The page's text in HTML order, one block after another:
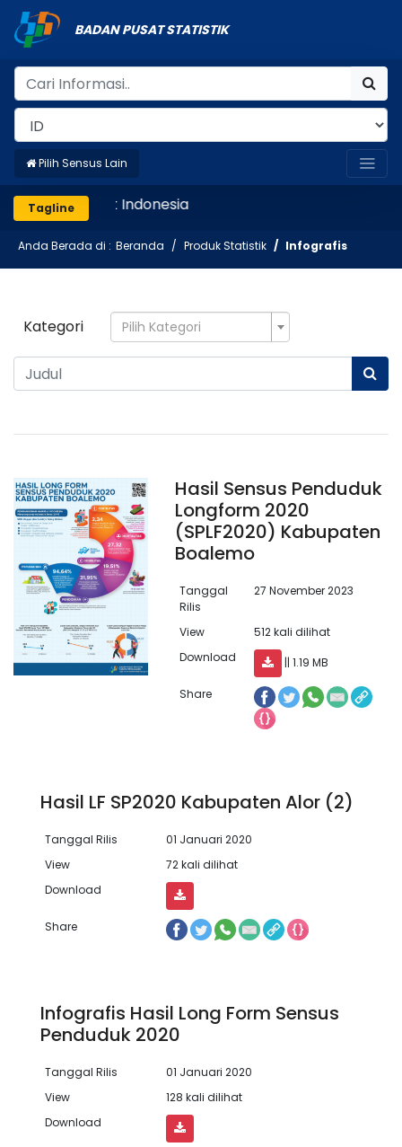
BADAN PUSAT STATISTIK
Pilih Sensus Lain
Tagline
Mencatat Indonesia
Anda Berada di : Beranda Produk Statistik Infografis
Kategori Pilih Kategori
Hasil Sensus Penduduk
Longform 2020
(SPLF2020) Kabupaten
Boalemo
Tanggal
Rilis
27 November 2023
View
512 kali dilihat
Download
|| 1.19 MB
Share
Hasil LF SP2020 Kabupaten Alor (2)
Tanggal Rilis
01 Januari 2020
View
72 kali dilihat
Download
Share
Infografis Hasil Long Form Sensus
Penduduk 2020
Tanggal Rilis
01 Januari 2020
View
128 kali dilihat
Download